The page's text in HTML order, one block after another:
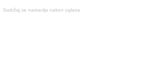
Sadržaj se nastavlja nakon oglasa